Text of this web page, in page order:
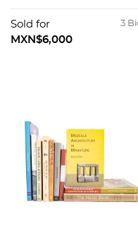
21.
3
Sold for
MXN$6,000